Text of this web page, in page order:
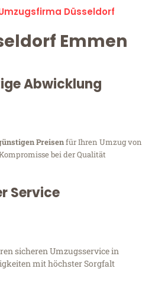
Düsseldorf
Emmen
Abwicklung
Preisenfür Ihren Umzug von
bei der Qualität
Service
sicheren Umzugsservice in
mit höchster Sorgfalt